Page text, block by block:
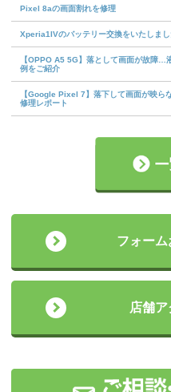
Pixel 8aの画面割れを修理
Xperia1IVのバッテリー交換をいたしまし
【OPPO A5 5G】落として画面が故障…
例をご紹介
【Google Pixel 7】落下して画面が映ら
修理レポート
フォー
店舗